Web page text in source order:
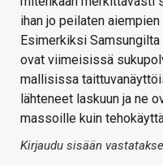
ihan jo peilaten
Esimerkiksi
ovat viimeisissä
mallisissa
lähteneet laskuun ja ne
massoille kuin
Kirjaudu sisään